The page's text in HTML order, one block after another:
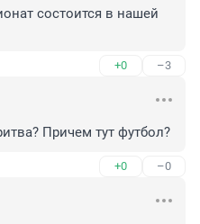
состоится в нашей
+0 –3
Причем тут футбол?
+0 –0